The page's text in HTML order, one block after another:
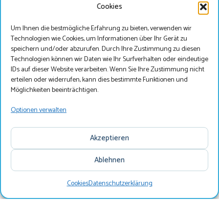
Cookies
Um Ihnen die bestmögliche Erfahrung zu bieten, verwenden wir
Technologien wie Cookies, um Informationen über Ihr Gerät zu
speichern und/oder abzurufen. Durch Ihre Zustimmung zu diesen
Technologien können wir Daten wie Ihr Surfverhalten oder eindeutige
IDs auf dieser Website verarbeiten. Wenn Sie Ihre Zustimmung nicht
erteilen oder widerrufen, kann dies bestimmte Funktionen und
Möglichkeiten beeinträchtigen.
Optionen verwalten
Akzeptieren
Ablehnen
CookiesDatenschutzerklärung
Menu
Mehr lesen
Warum Marveld?
Wir sind sehr kinderfreundlich!
wird es Ihren Kindern keinen Moment langweilig. Pleun
Beste bezoeker
Je bekijkt onze website momenteel in het Duits, wil je
onze website bezoeken in het Nederlands?
Nederlands
Deutsch